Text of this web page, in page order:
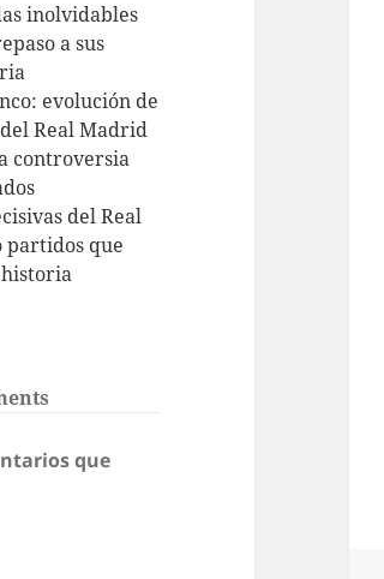
inolvidables
a sus
evolución de
Real Madrid
controversia
del Real
que
que